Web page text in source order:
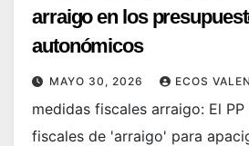
arraigo en los
autonómicos
MAYO 30, 2026 ECOS
medidas fiscales arraigo: El
fiscales de 'arraigo' para